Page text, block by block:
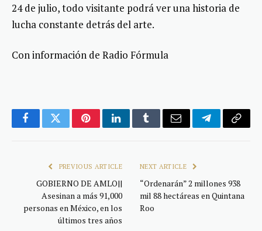
24 de julio, todo visitante podrá ver una historia de
lucha constante detrás del arte.
Con información de Radio Fórmula
FacebookTwitterPinterestLinkedInTumblrEmail TelegramCopy
PREVIOUS ARTICLE
GOBIERNO DE AMLO||
Asesinan a más 91,000
personas en México, en los
últimos tres años
NEXT ARTICLE
“Ordenarán” 2 millones 938
mil 88 hectáreas en Quintana
Roo